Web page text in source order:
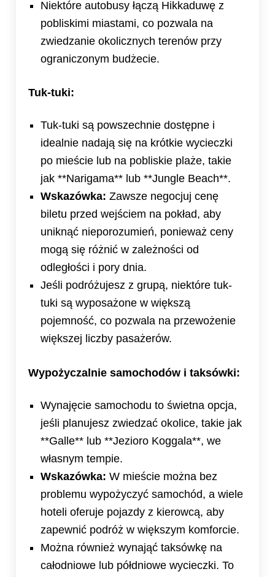
Niektóre autobusy łączą Hikkaduwę z
pobliskimi miastami, co pozwala na
zwiedzanie okolicznych terenów przy
ograniczonym budżecie.
Tuk-tuki:
Tuk-tuki są powszechnie dostępne i
idealnie nadają się na krótkie wycieczki
po mieście lub na pobliskie plaże, takie
jak **Narigama** lub **Jungle Beach**.
Wskazówka: Zawsze negocjuj cenę
biletu przed wejściem na pokład, aby
uniknąć nieporozumień, ponieważ ceny
mogą się różnić w zależności od
odległości i pory dnia.
Jeśli podróżujesz z grupą, niektóre tuk-
tuki są wyposażone w większą
pojemność, co pozwala na przewożenie
większej liczby pasażerów.
Wypożyczalnie samochodów i taksówki:
Wynajęcie samochodu to świetna opcja,
jeśli planujesz zwiedzać okolice, takie jak
**Galle** lub **Jezioro Koggala**, we
własnym tempie.
Wskazówka: W mieście można bez
problemu wypożyczyć samochód, a wiele
hoteli oferuje pojazdy z kierowcą, aby
zapewnić podróż w większym komforcie.
Można również wynająć taksówkę na
całodniowe lub półdniowe wycieczki. To